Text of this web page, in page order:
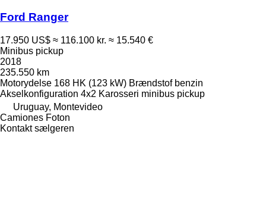
Ford Ranger
17.950 US$ ≈ 116.100 kr. ≈ 15.540 €
Minibus pickup
2018
235.550 km
Motorydelse 168 HK (123 kW) Brændstof benzin
Akselkonfiguration 4x2 Karosseri minibus pickup
Uruguay, Montevideo
Camiones Foton
Kontakt sælgeren